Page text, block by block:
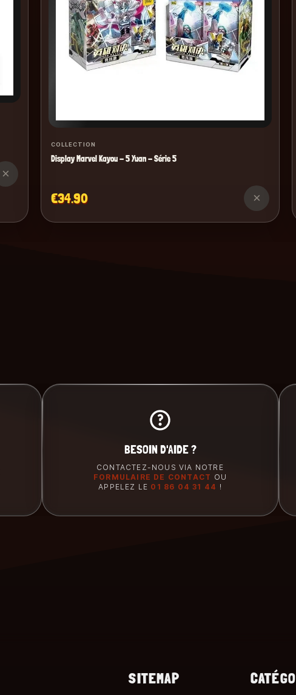
×
COLLECTION
Display Marvel Kayou - 5 Yuan - Série 5
€34.90 ×
BESOIN D'AIDE ?
CONTACTEZ-NOUS VIA NOTRE
FORMULAIRE DE CONTACT OU
APPELEZ LE 01 86 04 31 44 !
SITEMAP